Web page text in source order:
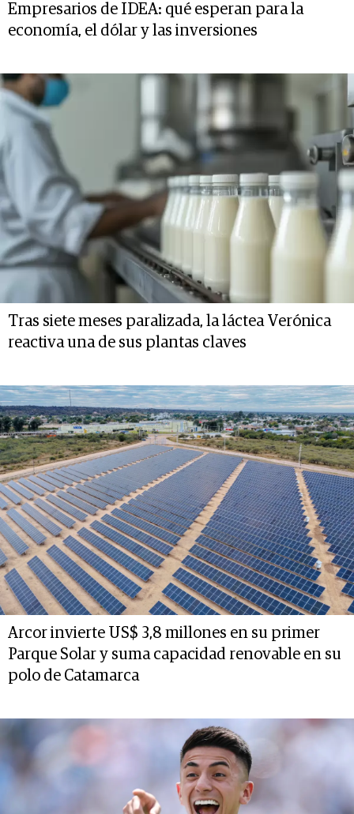
Empresarios de IDEA: qué esperan para la
economía, el dólar y las inversiones
Tras siete meses paralizada, la láctea Verónica
reactiva una de sus plantas claves
Arcor invierte US$ 3,8 millones en su primer
Parque Solar y suma capacidad renovable en su
polo de Catamarca